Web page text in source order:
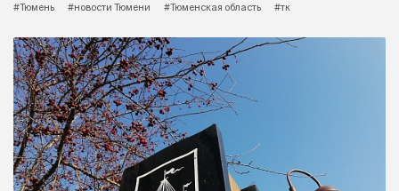
#Тюмень
#новости Тюмени #Тюменская область #тк